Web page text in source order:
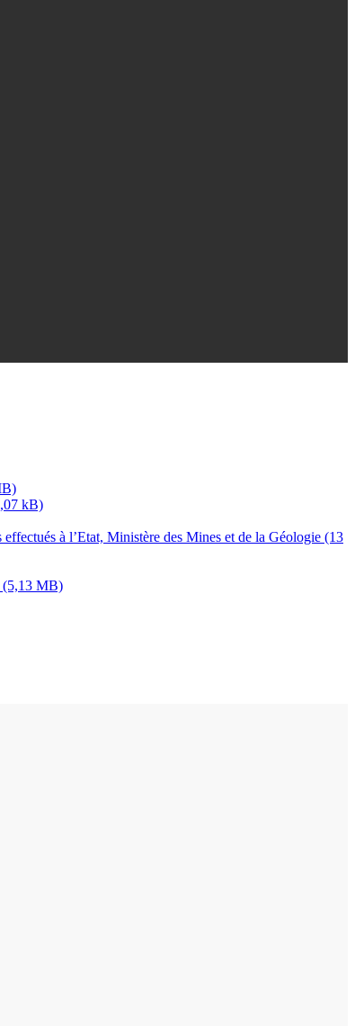
à l’Etat, Ministère des Mines et de la Géologie (13